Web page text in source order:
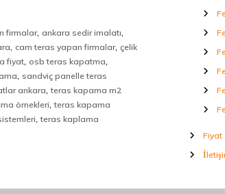
firmalar,ankara sedir imalatı,
,cam teras yapan firmalar,çelik
fiyat, osb teras kapatma,
, sandviç panelle teras
ankara,teras kapama m2
örnekleri,teras kapama
,teras kaplama
Fiyat